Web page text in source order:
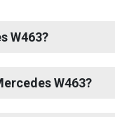
W463?
W463?